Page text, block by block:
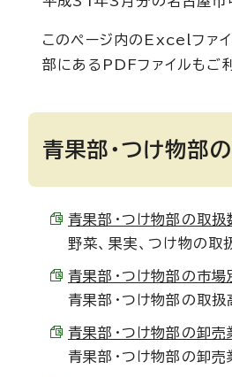
このページ内のExcelファ
部にあるPDFファイルもご
青果部・つけ物部
青果部・つけ物部の取
野菜、果実、つけ物の取
青果部・つけ物部の市
青果部・つけ物部の取扱
青果部・つけ物部の卸
青果部・つけ物部の卸売